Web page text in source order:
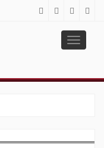
Toggle